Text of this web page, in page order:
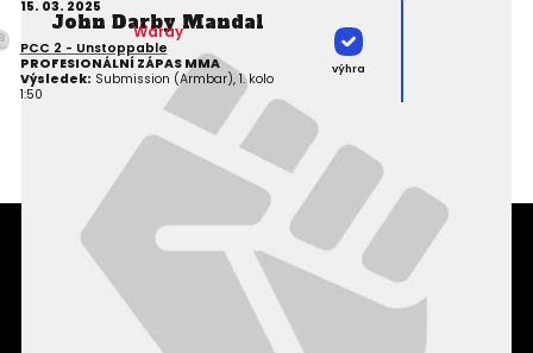
15. 03. 2025
John Darby Mandal
Waray
PCC 2 - Unstoppable
PROFESIONÁLNÍ ZÁPAS MMA
Výsledek: Submission (Armbar), 1. kolo
1:50
výhra
Podmínky užití webového rozhraní
Souhlas s používáním osobních údajů
Statistiky